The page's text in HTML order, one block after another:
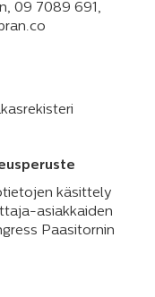
09 7089 691,
käsittely
asiakkaiden
Paasitornin